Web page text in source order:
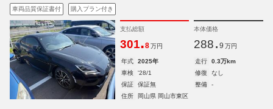
車両品質保証書付 購入プラン付き
支払総額
301.8 万円
本体価格
288. 9 万円
年式 2025年 走行
0.3万km
車検
'28/1 修復
なし
保証
保証無 整備
-
住所
岡山県 岡山市東区